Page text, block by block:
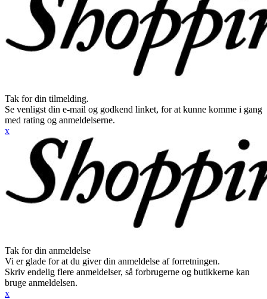
Tak for din tilmelding.
Se venligst din e-mail og godkend linket, for at kunne komme i gang
med rating og anmeldelserne.
x
Tak for din anmeldelse
Vi er glade for at du giver din anmeldelse af forretningen.
Skriv endelig flere anmeldelser, så forbrugerne og butikkerne kan
bruge anmeldelsen.
x